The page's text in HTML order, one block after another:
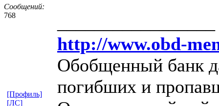
Сообщений:
768
http://www.obd-
Обобщенный банк
погибших и
[Профиль]
[ЛС]